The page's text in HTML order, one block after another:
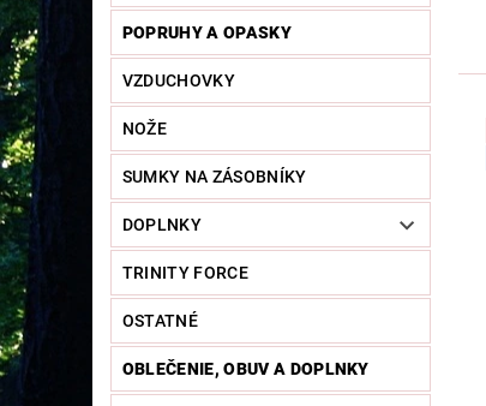
POPRUHY A OPASKY
VZDUCHOVKY
NOŽE
SUMKY NA ZÁSOBNÍKY
DOPLNKY
TRINITY FORCE
OSTATNÉ
OBLEČENIE, OBUV A DOPLNKY